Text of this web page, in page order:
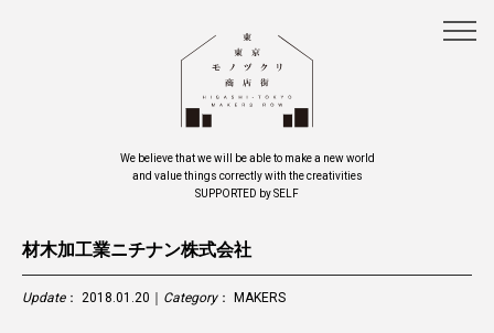
We believe that we will be able to make a new world
and value things correctly with the creativities
SUPPORTED by SELF
材木加工業ニチナン株式会社
Update： 2018.01.20｜ Category： MAKERS